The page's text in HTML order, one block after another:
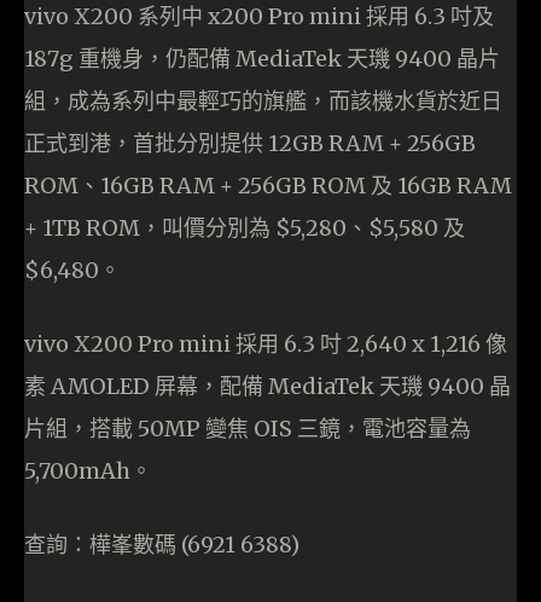
vivo X200 系列中 x200 Pro mini 採用 6.3 吋及
187g 重機身，仍配備 MediaTek 天璣 9400 晶片
組，成為系列中最輕巧的旗艦，而該機水貨於近日
正式到港，首批分別提供 12GB RAM + 256GB
ROM、16GB RAM + 256GB ROM 及 16GB RAM
+ 1TB ROM，叫價分別為 $5,280、$5,580 及
$6,480。
vivo X200 Pro mini 採用 6.3 吋 2,640 x 1,216 像
素 AMOLED 屏幕，配備 MediaTek 天璣 9400 晶
片組，搭載 50MP 變焦 OIS 三鏡，電池容量為
5,700mAh。
查詢：樺峯數碼 (6921 6388)